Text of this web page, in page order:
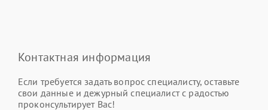
Контактная информация
Если требуется задать вопрос специалисту, оставьте
свои данные и дежурный специалист с радостью
проконсультирует Вас!